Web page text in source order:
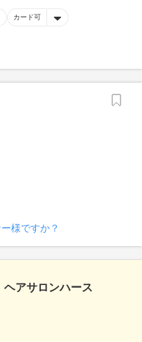
カード可
様ですか？
ヘアサロンハース